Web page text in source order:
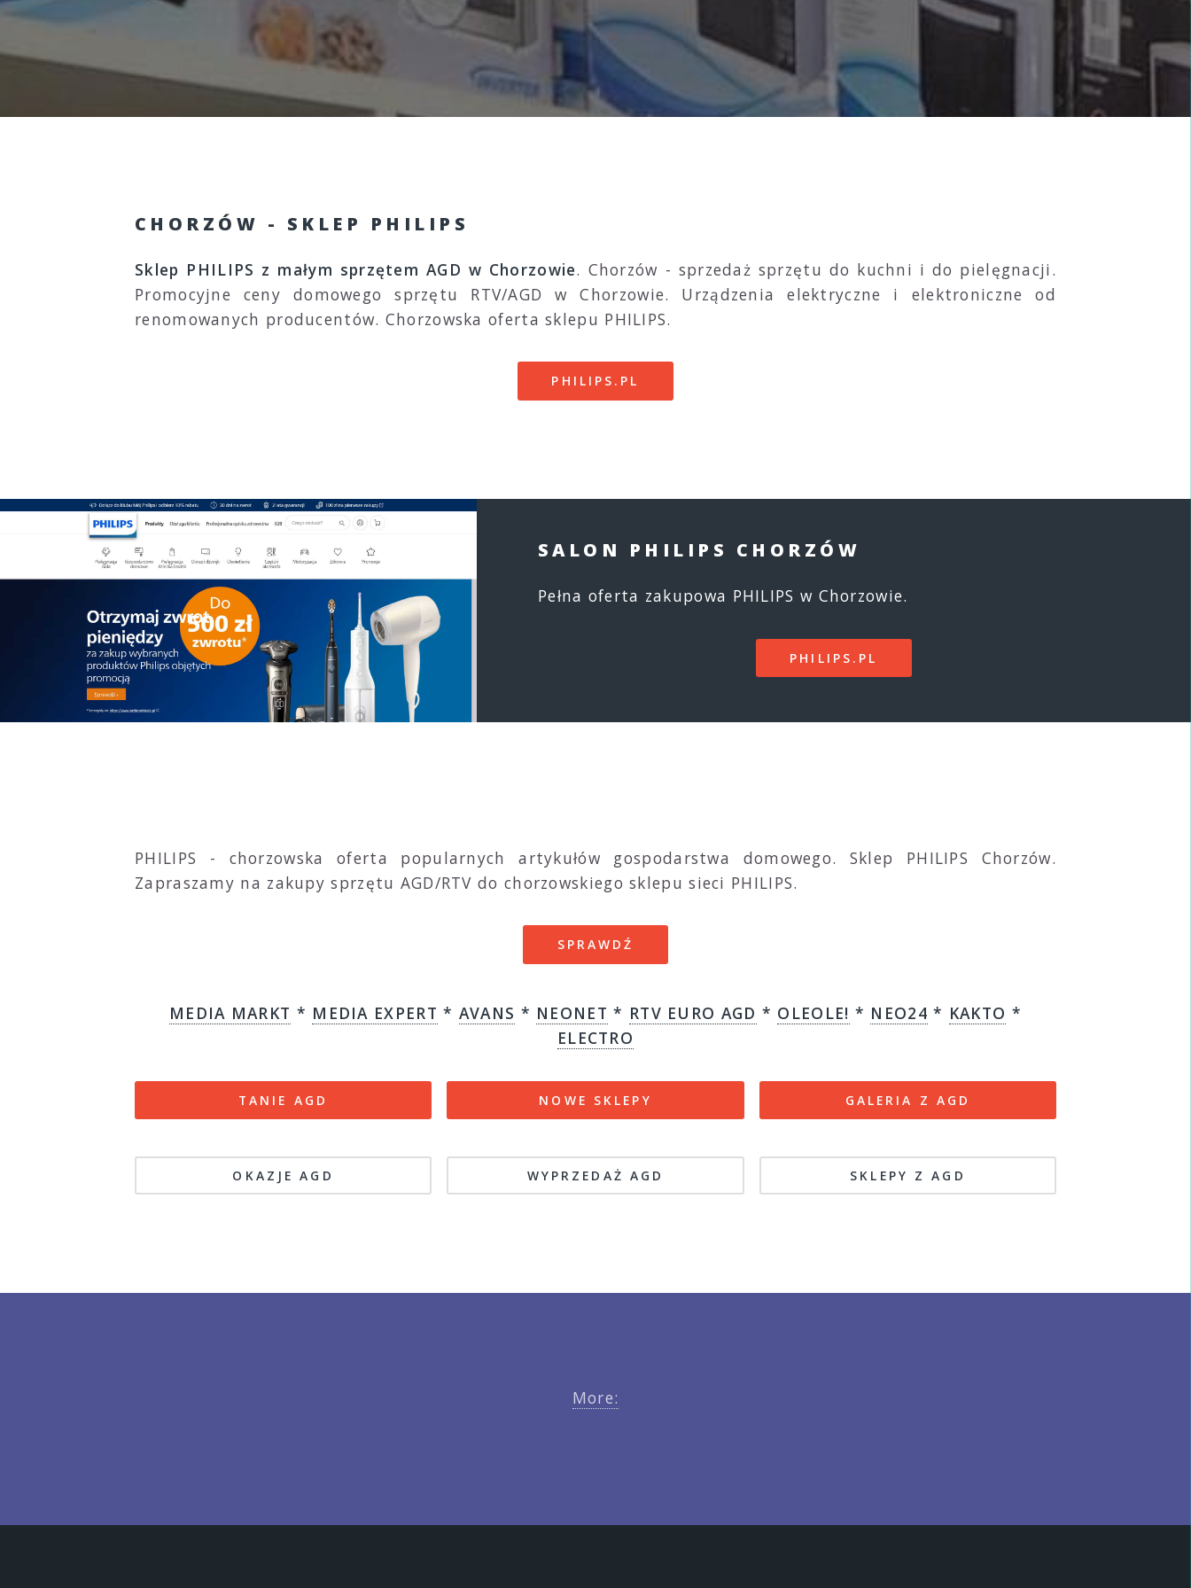
CHORZÓW - SKLEP PHILIPS
Sklep PHILIPS z małym sprzętem AGD w Chorzowie. Chorzów - sprzedaż sprzętu do kuchni i do pielęgnacji.
Promocyjne ceny domowego sprzętu RTV/AGD w Chorzowie. Urządzenia elektryczne i elektroniczne od
renomowanych producentów. Chorzowska oferta sklepu PHILIPS.
PHILIPS.PL
SALON PHILIPS CHORZÓW
Pełna oferta zakupowa PHILIPS w Chorzowie.
PHILIPS.PL
PHILIPS - chorzowska oferta popularnych artykułów gospodarstwa domowego. Sklep PHILIPS Chorzów.
Zapraszamy na zakupy sprzętu AGD/RTV do chorzowskiego sklepu sieci PHILIPS.
SPRAWDŹ
MEDIA MARKT * MEDIA EXPERT * AVANS * NEONET * RTV EURO AGD * OLEOLE! * NEO24 * KAKTO *
ELECTRO
TANIE AGD NOWE SKLEPY GALERIA Z AGD
OKAZJE AGD WYPRZEDAŻ AGD SKLEPY Z AGD
More: